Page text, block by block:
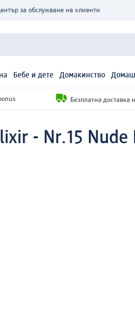
за обслужване на клиенти
Бебе и дете Домакинство
Безплатна доставка
- Nr.15 Nude